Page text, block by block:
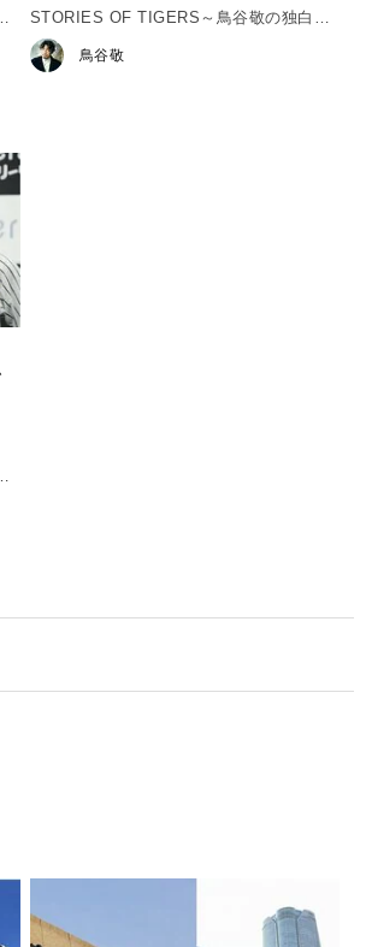
STORIES OF TIGERS～鳥谷敬の独白～
♯3「佐藤輝明 覚醒の予感」
鳥谷敬